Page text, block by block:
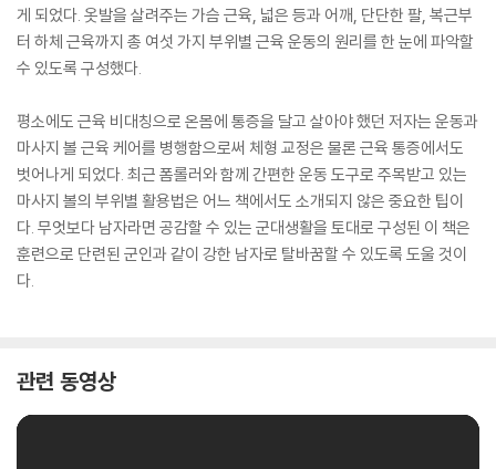
게 되었다. 옷발을 살려주는 가슴 근육, 넓은 등과 어깨, 단단한 팔, 복근부
터 하체 근육까지 총 여섯 가지 부위별 근육 운동의 원리를 한 눈에 파악할
수 있도록 구성했다.
평소에도 근육 비대칭으로 온몸에 통증을 달고 살아야 했던 저자는 운동과
마사지 볼 근육 케어를 병행함으로써 체형 교정은 물론 근육 통증에서도
벗어나게 되었다. 최근 폼롤러와 함께 간편한 운동 도구로 주목받고 있는
마사지 볼의 부위별 활용법은 어느 책에서도 소개되지 않은 중요한 팁이
다. 무엇보다 남자라면 공감할 수 있는 군대생활을 토대로 구성된 이 책은
훈련으로 단련된 군인과 같이 강한 남자로 탈바꿈할 수 있도록 도울 것이
다.
관련 동영상